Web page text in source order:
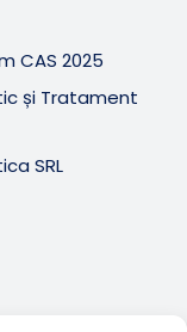
CAS 2025
și Tratament
SRL